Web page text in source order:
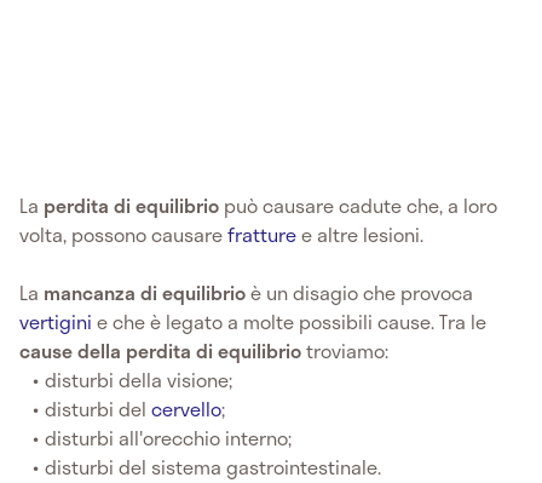
La perdita di equilibrio può causare cadute che, a loro
volta, possono causarefratturee altre lesioni.
La mancanza di equilibrioè un disagio che provoca
vertigini e che è legato a molte possibili cause. Tra le
cause della perdita di equilibriotroviamo:
disturbi della visione;
disturbi delcervello;
disturbi all'orecchio interno;
disturbi del sistema gastrointestinale.